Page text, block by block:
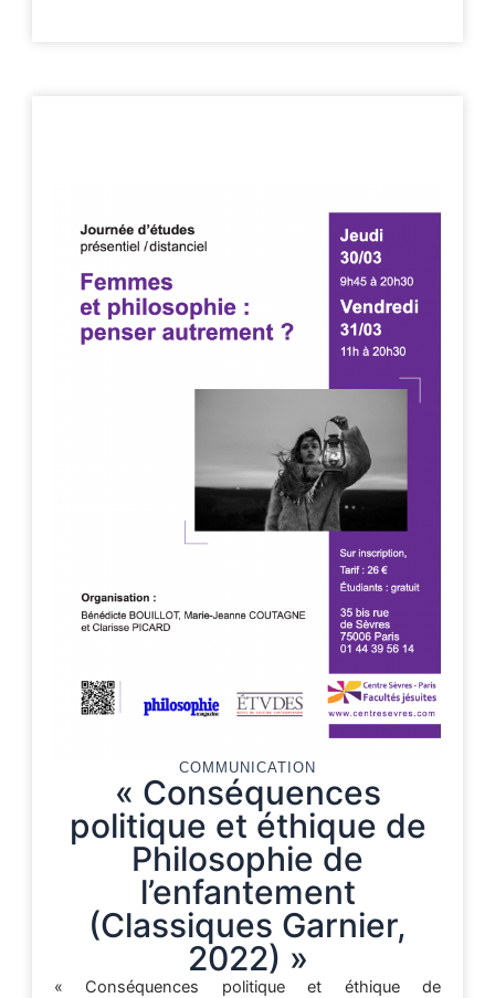
COMMUNICATION
« Conséquences
politique et éthique de
Philosophie de
l’enfantement
(Classiques Garnier,
2022) »
« Conséquences politique et éthique de